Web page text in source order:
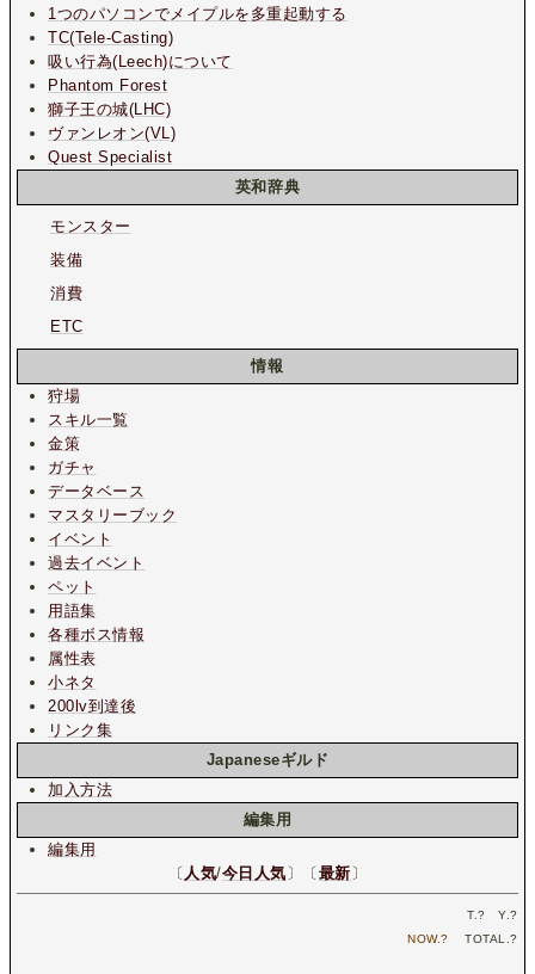
1つのパソコンでメイプルを多重起動する
TC(Tele-Casting)
吸い行為(Leech)について
Phantom Forest
獅子王の城(LHC)
ヴァンレオン(VL)
Quest Specialist
英和辞典
モンスター
装備
消費
ETC
情報
狩場
スキル一覧
金策
ガチャ
データベース
マスタリーブック
イベント
過去イベント
ペット
用語集
各種ボス情報
属性表
小ネタ
200lv到達後
リンク集
Japaneseギルド
加入方法
編集用
編集用
〔 人気/今日人気 〕〔 最新 〕
T.? Y.?
NOW.? TOTAL.?